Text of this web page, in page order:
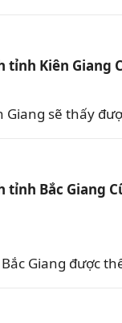
tỉnh Kiên Giang
Giang sẽ thấy
tỉnh Bắc Giang
Giang được